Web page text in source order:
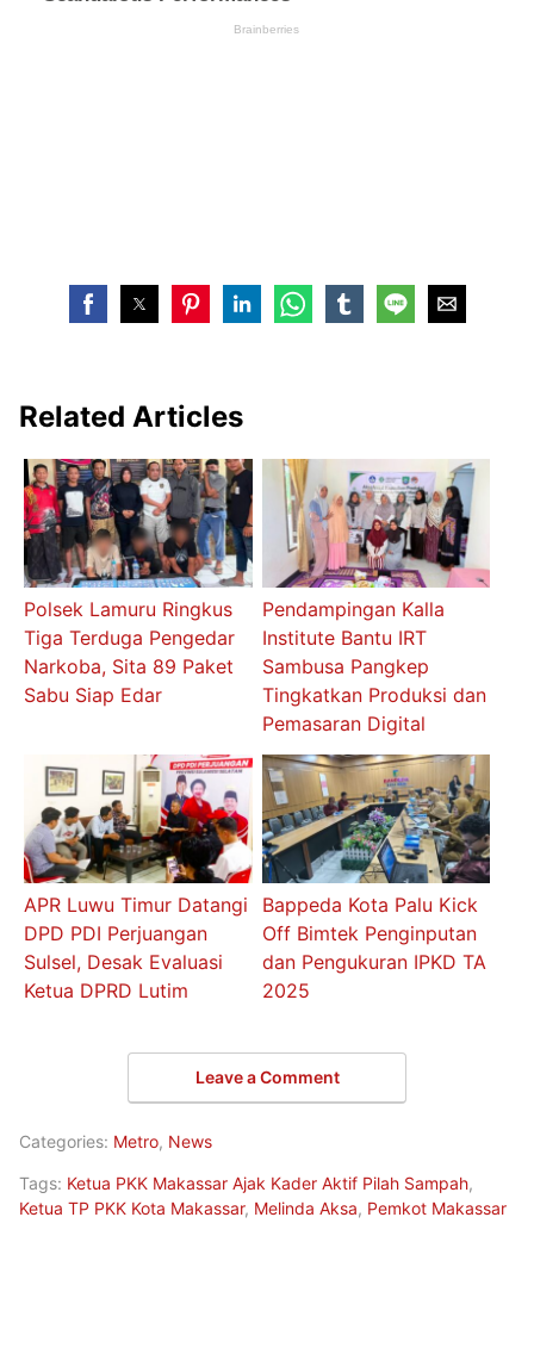
Related Articles
Polsek Lamuru Ringkus
Tiga Terduga Pengedar
Narkoba, Sita 89 Paket
Sabu Siap Edar
Pendampingan Kalla
Institute Bantu IRT
Sambusa Pangkep
Tingkatkan Produksi dan
Pemasaran Digital
APR Luwu Timur Datangi
DPD PDI Perjuangan
Sulsel, Desak Evaluasi
Ketua DPRD Lutim
Bappeda Kota Palu Kick
Off Bimtek Penginputan
dan Pengukuran IPKD TA
2025
Leave a Comment
Categories: Metro, News
Tags: Ketua PKK Makassar Ajak Kader Aktif Pilah Sampah,
Ketua TP PKK Kota Makassar, Melinda Aksa, Pemkot Makassar